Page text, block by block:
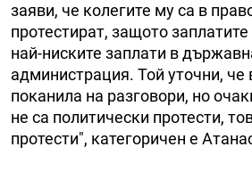
заяви, че колегите му са в
протестират, защото
най-ниските заплати в
администрация. Той уточни, че
поканила на разговори, но
не са политически протести,
протести", категоричен е